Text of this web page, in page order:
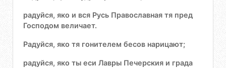
радуйся, яко и вся Русь Православная тя пред
Господом величает.
Радуйся, яко тя гонителем бесов нарицают;
радуйся, яко ты еси Лавры Печерския и града